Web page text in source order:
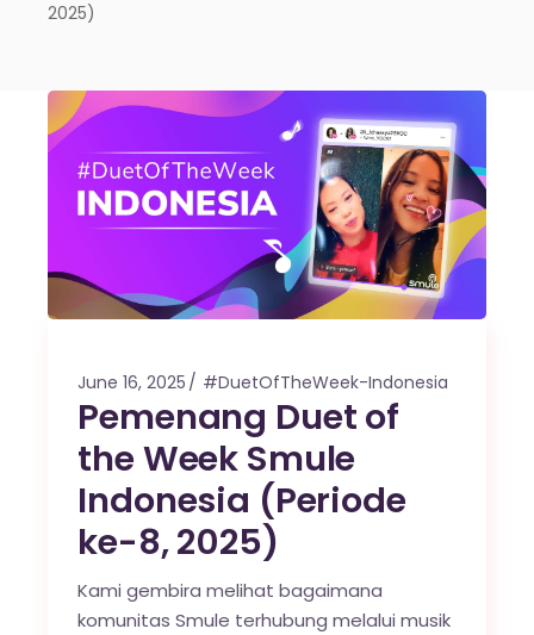
2025)
June 16, 2025 #DuetOfTheWeek-Indonesia
Pemenang Duet of
the Week Smule
Indonesia (Periode
ke-8, 2025)
Kami gembira melihat bagaimana
komunitas Smule terhubung melalui musik